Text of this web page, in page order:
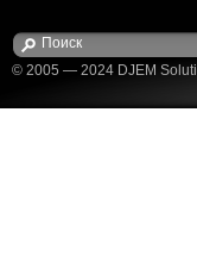
© 2005 — 2024 DJEM